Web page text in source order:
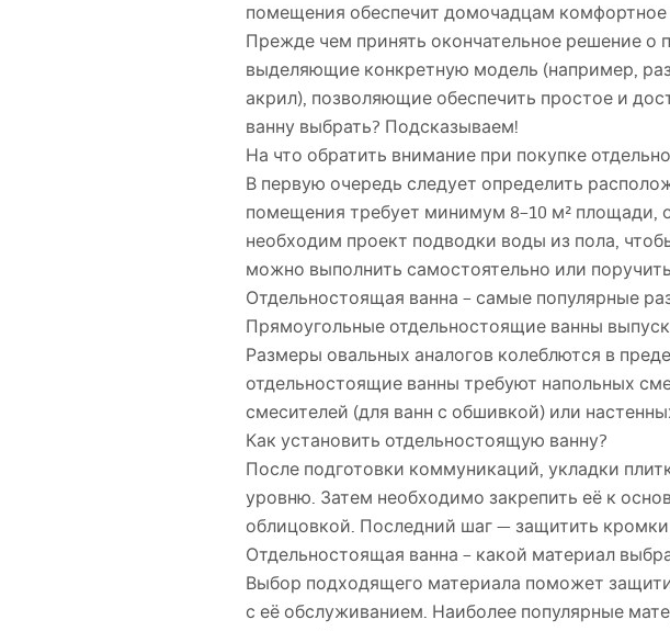
помещения обеспечит домочадцам
Прежде чем принять окончательное решение о
выделяющие конкретную модель (например,
акрил), позволяющие обеспечить простое и
ванну выбрать? Подсказываем!
На что обратить внимание при покупке
В первую очередь следует определить
помещения требует минимум 8–10 м² площади,
необходим проект подводки воды из пола,
можно выполнить самостоятельно или
Отдельностоящая ванна – самые популярные
Прямоугольные отдельностоящие ванны
Размеры овальных аналогов колеблются в
отдельностоящие ванны требуют напольных
смесителей (для ванн с обшивкой) или
Как установить отдельностоящую ванну?
После подготовки коммуникаций, укладки
уровню. Затем необходимо закрепить её к
облицовкой. Последний шаг — защитить
Отдельностоящая ванна – какой материал
Выбор подходящего материала поможет
с её обслуживанием. Наиболее популярные